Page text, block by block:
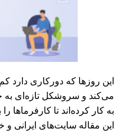
این روزها که دورکاری دارد
می‌کند و سروشکل تازه‌ای
به کار کرده‌اند تا کارفرماها
این مقاله سایت‌های ایرانی